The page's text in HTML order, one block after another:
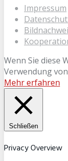
Impressum
Wenn Sie diese
Verwendung
Mehr erfahren
Schließen
Privacy Overview